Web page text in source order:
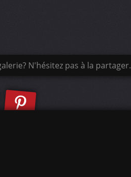
N'hésitez pas à la partager.